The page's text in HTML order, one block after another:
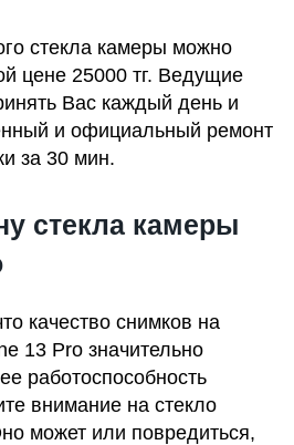
стекла камеры можно
цене 25000 тг. Ведущие
Вас каждый день и
и официальный ремонт
за 30 мин.
стекла камеры
качество снимков на
13 Pro значительно
работоспособность
внимание на стекло
может или повредиться,